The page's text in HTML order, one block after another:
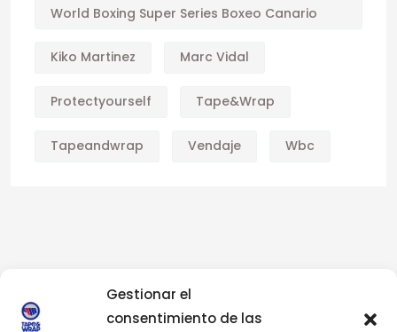
Gestionar el
consentimiento de las
World Boxing Super Series Boxeo Canario
Kiko Martinez Marc Vidal
Protectyourself Tape&wrap
Tapeandwrap Vendaje Wbc